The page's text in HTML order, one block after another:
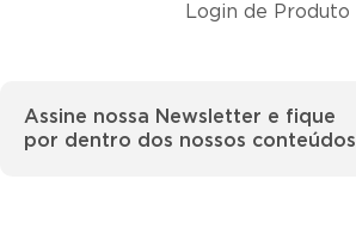
Login de Produto
Assine nossa Newsletter e fique
por dentro dos nossos conteúdos